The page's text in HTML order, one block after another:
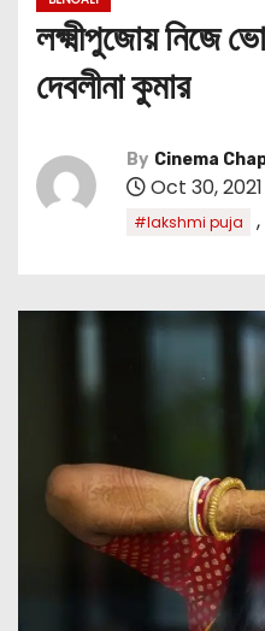
লক্ষ্মীপুজোয় নিজে
দেবলীনা কুমার
By Cinema
Oct 30, 2021
#lakshmi puja ,